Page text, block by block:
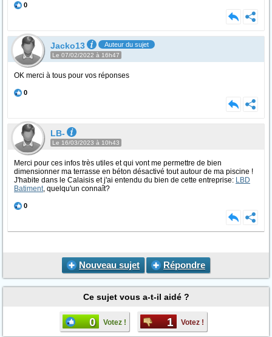
0
Jacko13 Auteur du sujet
Le 07/02/2022 à 16h47
OK merci à tous pour vos réponses
0
LB-
Le 16/03/2023 à 10h43
Merci pour ces infos très utiles et qui vont me permettre de bien
dimensionner ma terrasse en béton désactivé tout autour de ma piscine !
J'habite dans le Calaisis et j'ai entendu du bien de cette entreprise: LBD
Batiment, quelqu'un connaît?
0
Nouveau sujet Répondre
Ce sujet vous a-t-il aidé ?
0 Votez ! 1 Votez !